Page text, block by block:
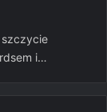
szczycie
i…